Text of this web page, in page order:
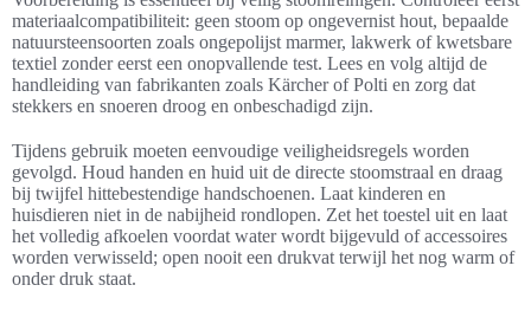
materiaalcompatibiliteit: geen stoom op ongevernist hout, bepaalde
natuursteensoorten zoals ongepolijst marmer, lakwerk of kwetsbare
textiel zonder eerst een onopvallende test. Lees en volg altijd de
handleiding van fabrikanten zoals Kärcher of Polti en zorg dat
stekkers en snoeren droog en onbeschadigd zijn.
Tijdens gebruik moeten eenvoudige veiligheidsregels worden
gevolgd. Houd handen en huid uit de directe stoomstraal en draag
bij twijfel hittebestendige handschoenen. Laat kinderen en
huisdieren niet in de nabijheid rondlopen. Zet het toestel uit en laat
het volledig afkoelen voordat water wordt bijgevuld of accessoires
worden verwisseld; open nooit een drukvat terwijl het nog warm of
onder druk staat.